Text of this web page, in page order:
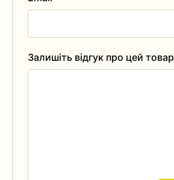
Залишіть відгук про цей товар